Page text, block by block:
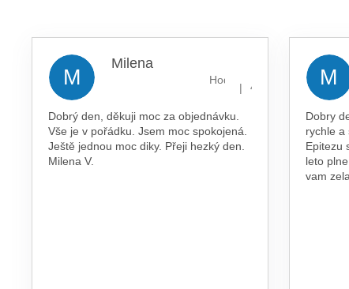
M
Milena
Hodnocení obchodu je 5 z 5
| 4.8.2026
Dobrý den, děkuji moc za objednávku.
Vše je v pořádku. Jsem moc spokojená.
Ještě jednou moc diky. Přeji hezký den.
Milena V.
M
Dobry
rychle a
Epitezu
leto
vam